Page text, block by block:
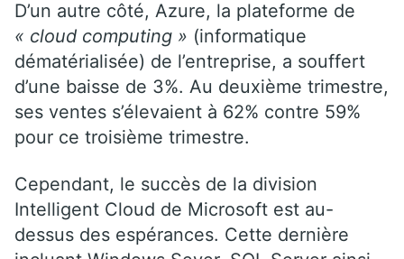
D’un autre côté, Azure, la plateforme de
« cloud computing » (informatique
dématérialisée) de l’entreprise, a souffert
d’une baisse de 3%. Au deuxième trimestre,
ses ventes s’élevaient à 62% contre 59%
pour ce troisième trimestre.
Cependant, le succès de la division
Intelligent Cloud de Microsoft est au-
dessus des espérances. Cette dernière